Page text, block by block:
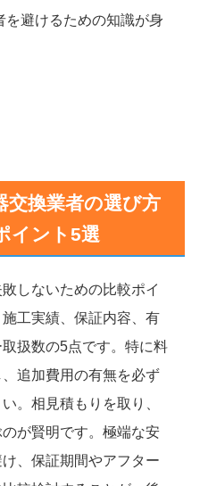
を避けるための知識が身
交換業者の選び方
イント5選
しないための比較ポイ
工実績、保証内容、有
扱数の5点です。特に料
追加費用の有無を必ず
。相見積もりを取り、
が賢明です。極端な安
、保証期間やアフター